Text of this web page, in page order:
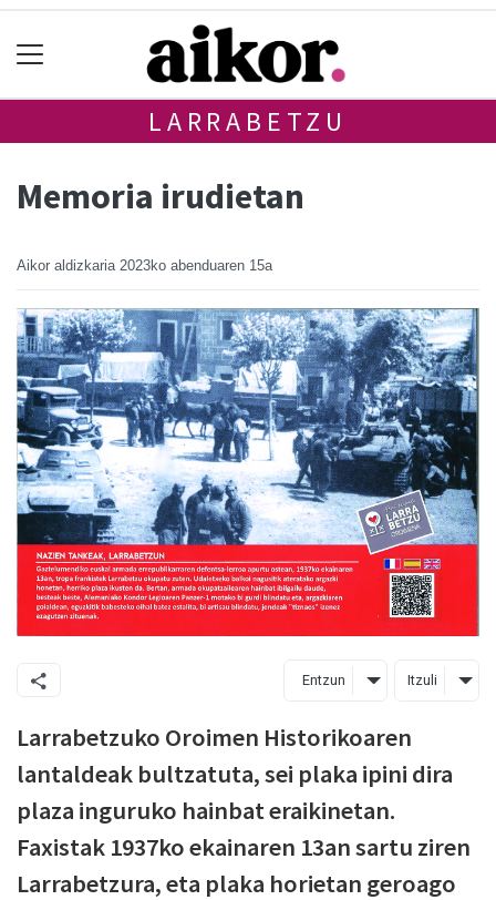
LARRABETZU
Memoria irudietan
Aikor aldizkaria 2023ko abenduaren 15a
Entzun Itzuli
Larrabetzuko Oroimen Historikoaren
lantaldeak bultzatuta, sei plaka ipini dira
plaza inguruko hainbat eraikinetan.
Faxistak 1937ko ekainaren 13an sartu ziren
Larrabetzura, eta plaka horietan geroago